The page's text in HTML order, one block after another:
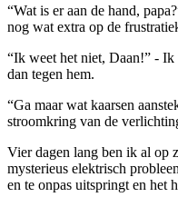
“Wat is er aan de hand,
nog wat extra op de
“Ik weet het niet, Daan!” -
dan tegen hem.
“Ga maar wat kaarsen
stroomkring van de
Vier dagen lang ben ik al op
mysterieus elektrisch
en te onpas uitspringt en het